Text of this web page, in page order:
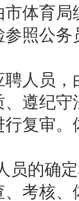
育局
照公
员，
、遵纪
行复审
的确定
核、